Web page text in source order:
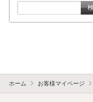
ホーム お客様マイページ